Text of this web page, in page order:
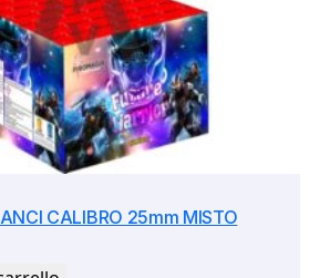
CALIBRO 25mm MISTO